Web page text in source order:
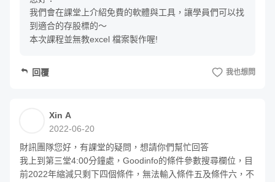
透過上個單元的六大指標，我們將進一步轉換成量化與質化
指標，藉由免費的軟體與工具，協助學員們找到適合的存股
標的。
四、存冷門股的進出場時機？
五、存冷門股的出場時機？
除此之外，股票買了就一直放著嗎？股災時需要出場嗎？
六、如何做資產配置？
我們會在課堂上介紹免費的軟體與工具，讓學員們可以找
到適合的存股標的～
本次課程並無教excel 檔案製作喔!
回覆 我也想問
Xin A
2022-06-20
財訊團隊您好，有課堂的疑問，想請你們幫忙回答
我上到第三堂4:00分鐘處，Goodinfo的條件參數搜尋欄位，目
前2022年縮減只剩下四個條件，無法輸入條件五及條件六，不